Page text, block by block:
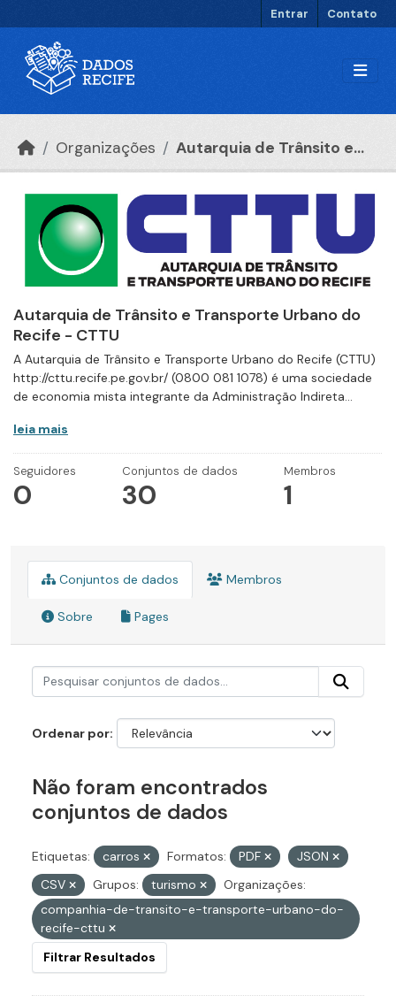
Entrar Contato
Organizações Autarquia de Trânsito e...
Autarquia de Trânsito e Transporte Urbano do
Recife - CTTU
A Autarquia de Trânsito e Transporte Urbano do Recife (CTTU)
http://cttu.recife.pe.gov.br/ (0800 081 1078) é uma sociedade
de economia mista integrante da Administração Indireta...
leia mais
Seguidores
0
Conjuntos de dados
30
Membros
1
Conjuntos de dados Membros
Sobre Pages
Ordenar por
Não foram encontrados
conjuntos de dados
Etiquetas: carros Formatos: PDF
JSON
CSV
Grupos: turismo
Organizações:
companhia-de-transito-e-transporte-urbano-do-
recife-cttu
Filtrar Resultados